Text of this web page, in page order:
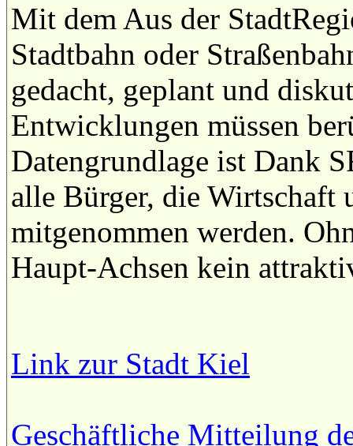
Mit dem Aus der
Stadtbahn oder
gedacht, geplant und
Entwicklungen müssen
Datengrundlage ist Dank
alle Bürger, die Wirtschaft
mitgenommen werden.
Haupt-Achsen kein
Link zur Stadt Kiel
Geschäftliche Mitteilung